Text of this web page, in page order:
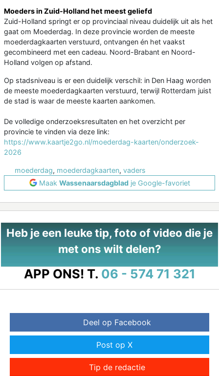
Moeders in Zuid-Holland het meest geliefd
Zuid-Holland springt er op provinciaal niveau duidelijk uit als het
gaat om Moederdag. In deze provincie worden de meeste
moederdagkaarten verstuurd, ontvangen én het vaakst
gecombineerd met een cadeau. Noord-Brabant en Noord-
Holland volgen op afstand.
Op stadsniveau is er een duidelijk verschil: in Den Haag worden
de meeste moederdagkaarten verstuurd, terwijl Rotterdam juist
de stad is waar de meeste kaarten aankomen.
De volledige onderzoeksresultaten en het overzicht per
provincie te vinden via deze link:
https://www.kaartje2go.nl/moederdag-kaarten/onderzoek-
2026
moederdag, moederdagkaarten, vaders
Maak Wassenaarsdagbladje Google-favoriet
Heb je een leuke tip, foto of video die je
met ons wilt delen?
APP ONS! T. 06 - 574 71 321
Deel op Facebook
Post op X
Tip de redactie